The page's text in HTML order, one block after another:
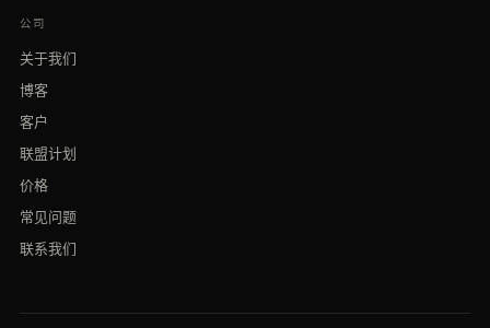
公司
关于我们
博客
客户
联盟计划
价格
常见问题
联系我们